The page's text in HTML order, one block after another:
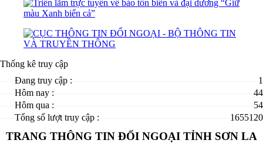
Thống kê truy cập
Đang truy cập :
1
Hôm nay :
44
Hôm qua :
54
Tổng số lượt truy cập :
1655120
TRANG THÔNG TIN ĐỐI NGOẠI TỈNH SƠN LA